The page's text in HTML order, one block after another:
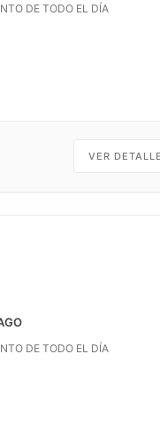
DE TODO EL DÍA
VER DETALLE
DE TODO EL DÍA